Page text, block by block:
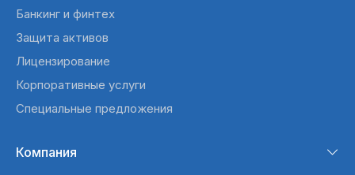
Банкинг и финтех
Защита активов
Лицензирование
Корпоративные услуги
Специальные предложения
Компания